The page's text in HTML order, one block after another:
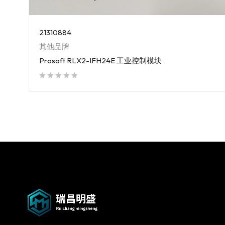
21310884
其他品牌
Prosoft RLX2-IFH24E 工业控制模块